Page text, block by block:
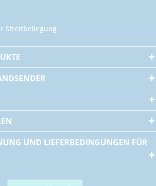
Streitbeilegung
UND LIEFERBEDINGUNGEN FÜR